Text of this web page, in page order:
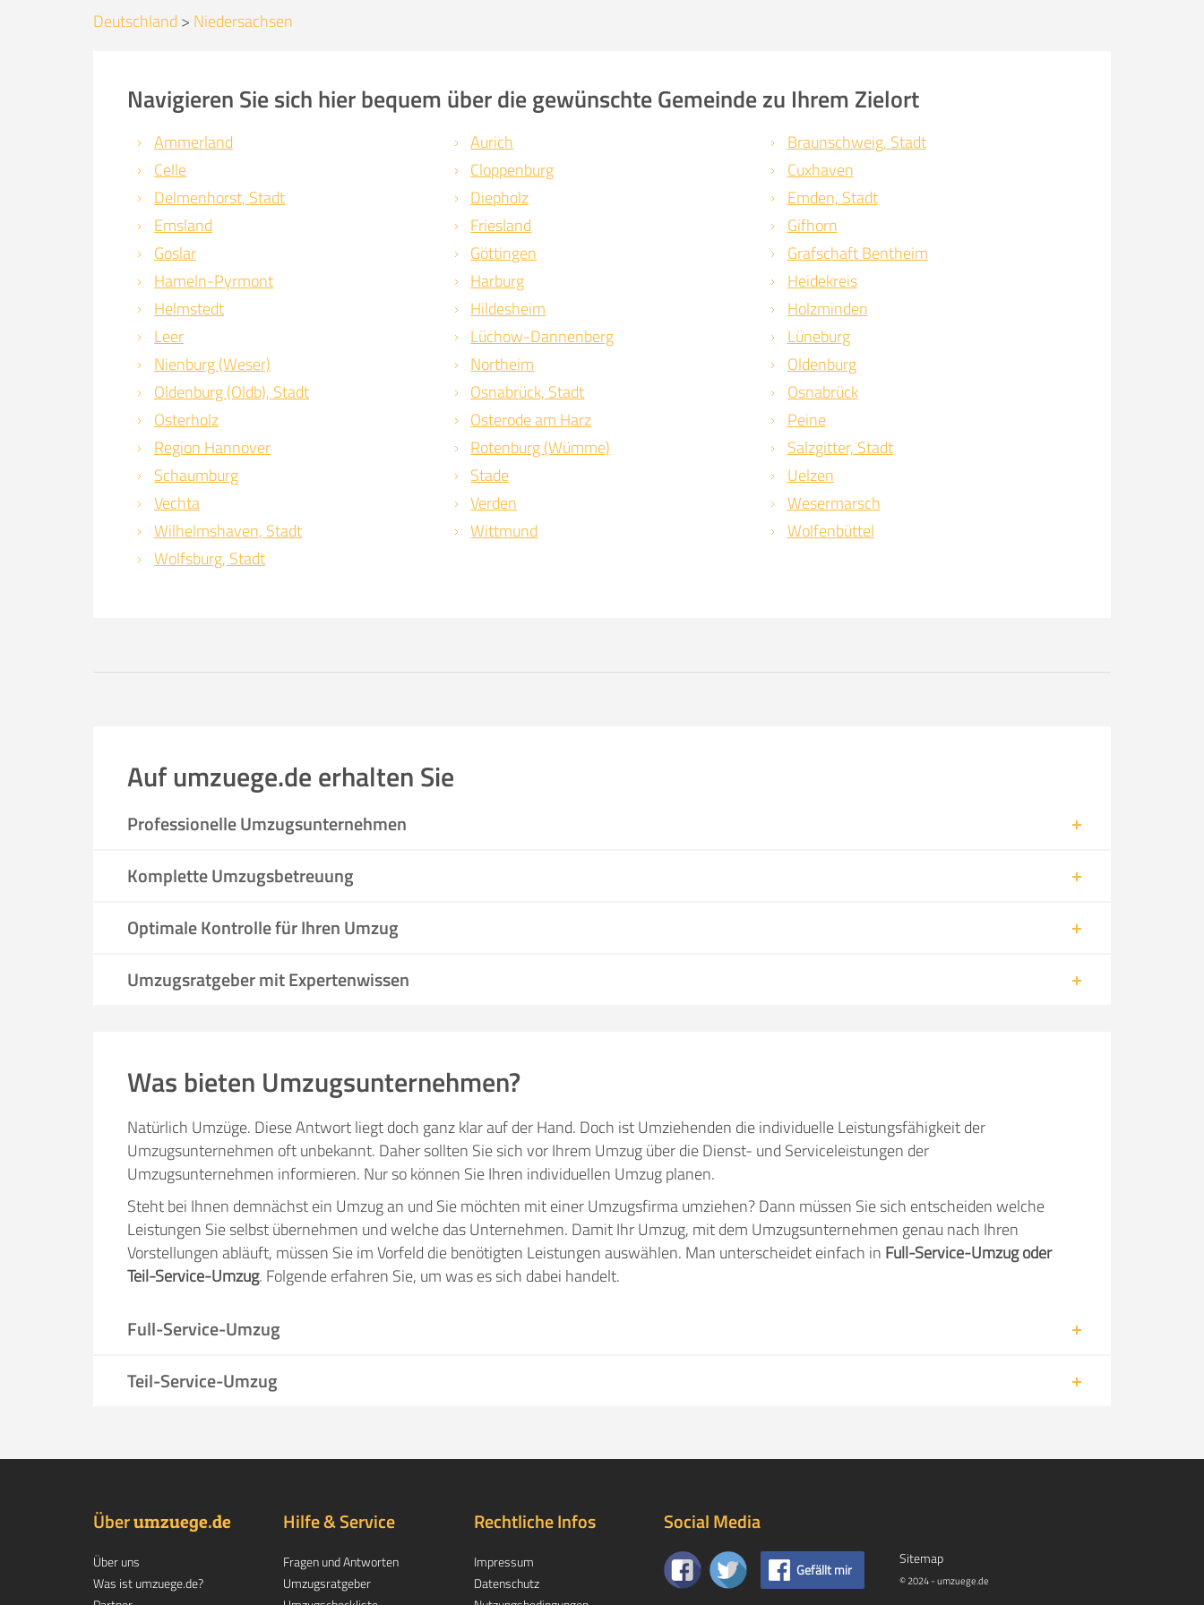
Deutschland > Niedersachsen
Navigieren Sie sich hier bequem über die gewünschte Gemeinde zu Ihrem Zielort
Ammerland Aurich
Braunschweig, Stadt
Celle
Cloppenburg
Cuxhaven
Delmenhorst, Stadt
Diepholz
Emden, Stadt
Emsland
Friesland
Gifhorn
Goslar
Göttingen
Grafschaft Bentheim
Hameln-Pyrmont
Harburg
Heidekreis
Helmstedt
Hildesheim
Holzminden
Leer
Lüchow-Dannenberg
Lüneburg
Nienburg (Weser)
Northeim
Oldenburg
Oldenburg (Oldb), Stadt
Osnabrück, Stadt
Osnabrück
Osterholz
Osterode am Harz
Peine
Region Hannover
Rotenburg (Wümme)
Salzgitter, Stadt
Schaumburg
Stade
Uelzen
Vechta
Verden
Wesermarsch
Wilhelmshaven, Stadt
Wittmund
Wolfenbüttel
Wolfsburg, Stadt
Auf umzuege.de erhalten Sie
Professionelle Umzugsunternehmen
Komplette Umzugsbetreuung
Optimale Kontrolle für Ihren Umzug
Umzugsratgeber mit Expertenwissen
Was bieten Umzugsunternehmen?
Natürlich Umzüge. Diese Antwort liegt doch ganz klar auf der Hand. Doch ist Umziehenden die individuelle Leistungsfähigkeit der
Umzugsunternehmen oft unbekannt. Daher sollten Sie sich vor Ihrem Umzug über die Dienst- und Serviceleistungen der
Umzugsunternehmen informieren. Nur so können Sie Ihren individuellen Umzug planen.
Steht bei Ihnen demnächst ein Umzug an und Sie möchten mit einer Umzugsfirma umziehen? Dann müssen Sie sich entscheiden welche
Leistungen Sie selbst übernehmen und welche das Unternehmen. Damit Ihr Umzug, mit dem Umzugsunternehmen genau nach Ihren
Vorstellungen abläuft, müssen Sie im Vorfeld die benötigten Leistungen auswählen. Man unterscheidet einfach in Full-Service-Umzug oder
Teil-Service-Umzug. Folgende erfahren Sie, um was es sich dabei handelt.
Full-Service-Umzug
Teil-Service-Umzug
Überumzuege.de
Über uns
Was ist umzuege.de?
Hilfe & Service
Fragen und Antworten
Umzugsratgeber
Rechtliche Infos
Impressum
Datenschutz
Social Media
Gefällt mir
Sitemap
© 2024 - umzuege.de